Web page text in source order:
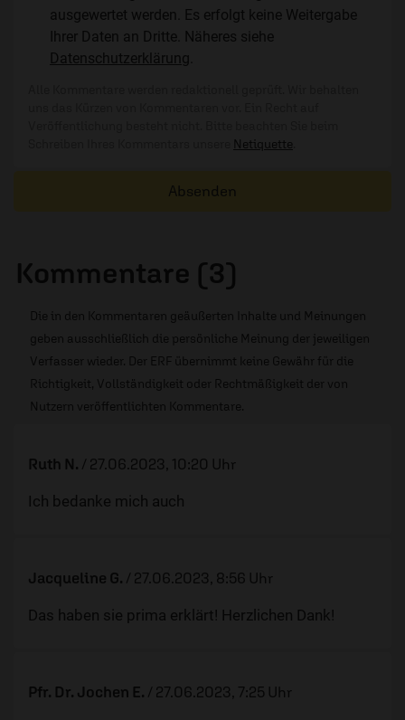
ausgewertet werden. Es erfolgt keine Weitergabe
Ihrer Daten an Dritte. Näheres siehe
Datenschutzerklärung
Netiquette
Absenden
Kommentare (3)
Die in den Kommentaren geäußerten Inhalte und Meinungen
geben ausschließlich die persönliche Meinung der jeweiligen
Verfasser wieder. Der ERF übernimmt keine Gewähr für die
Richtigkeit, Vollständigkeit oder Rechtmäßigkeit der von
Nutzern veröffentlichten Kommentare.
Ruth N. / 27.06.2023, 10:20 Uhr
Ich bedanke mich auch
Jacqueline G. / 27.06.2023, 8:56 Uhr
Das haben sie prima erklärt! Herzlichen Dank!
Pfr. Dr. Jochen E. / 27.06.2023, 7:25 Uhr